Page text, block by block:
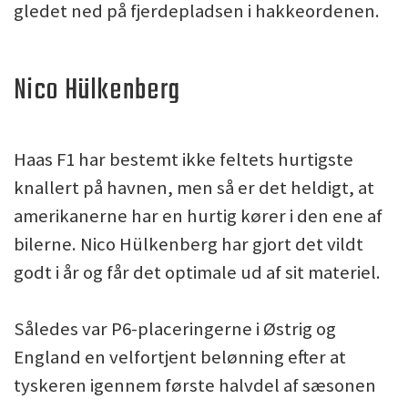
gledet ned på fjerdepladsen i hakkeordenen.
Nico Hülkenberg
Haas F1 har bestemt ikke feltets hurtigste
knallert på havnen, men så er det heldigt, at
amerikanerne har en hurtig kører i den ene af
bilerne. Nico Hülkenberg har gjort det vildt
godt i år og får det optimale ud af sit materiel.
Således var P6-placeringerne i Østrig og
England en velfortjent belønning efter at
tyskeren igennem første halvdel af sæsonen